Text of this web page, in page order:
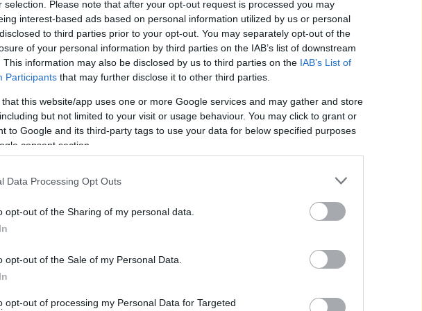
selection. Please note that after your opt-out request is processed you may
interest-based ads based on personal information utilized by us or personal
to third parties prior to your opt-out. You may separately opt-out of the
of your personal information by third parties on the IAB’s list of downstream
This information may also be disclosed by us to third parties on the IAB’s List of
Participants that may further disclose it to other third parties.
that this website/app uses one or more Google services and may gather and store
but not limited to your visit or usage behaviour. You may click to grant or
to Google and its third-party tags to use your data for below specified purposes
consent section.
Data Processing Opt Outs
opt-out of the Sharing of my personal data.
opt-out of the Sale of my Personal Data.
opt-out of processing my Personal Data for Targeted
Ριβς … σκόρπισαν τους
Κλίπερς στο ντέρμπι του
ΛΑ
26/NOV/25 08:07
Άντζελες, νικώντας εύκολα τους Κλίπερς με
τους...
Φαν των Λέικερς μήνυσε
εξαπάτησης για την
“απόφαση όλων των
αποφάσεων”
εκατομμύρια φανς του μπάσκετ ανά τον
όλων των...